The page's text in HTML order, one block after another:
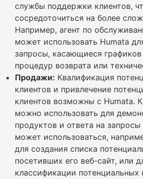
службы поддержки клиентов,
сосредоточиться на более
Например, агент по
может использовать Humata
запросы, касающиеся графиков
процедур возврата или
Продажи: Квалификация
клиентов и привлечение
клиентов возможны с Humata.
можно использовать для
продуктов и ответа на
может использоваться,
для создания списка
посетивших его веб-сайт, или
классификации потенциальных